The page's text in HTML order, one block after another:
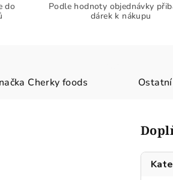
do
Podle hodnoty objednávky
dárek k nákupu
Cherky foods